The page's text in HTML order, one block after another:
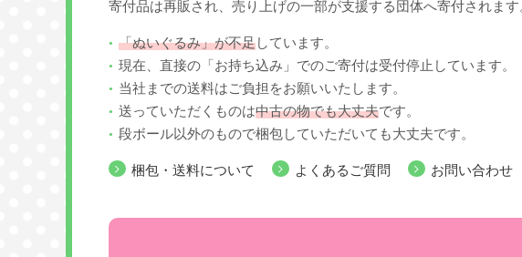
寄付品は再販され、売り上げの一部が支援する団体へ寄付されます
「ぬいぐるみ」が不足しています。
現在、直接の「お持ち込み」でのご寄付は受付停止しています。
当社までの送料はご負担をお願いいたします。
送っていただくものは中古の物でも大丈夫です。
段ボール以外のもので梱包していただいても大丈夫です。
梱包・送料について よくあるご質問 お問い合わせ